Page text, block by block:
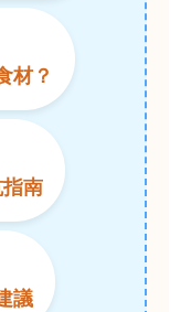
材？
南
議